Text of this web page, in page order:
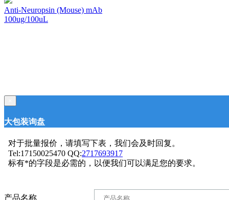
Anti-Neuropsin (Mouse) mAb
100ug/100uL
大包装询盘
对于批量报价，请填写下表，我们会及时回复。
Tel:17150025470 QQ:2717693917
标有*的字段是必需的，以便我们可以满足您的要求。
产品名称